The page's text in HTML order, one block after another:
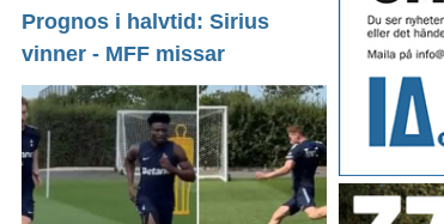
Prognos i halvtid: Sirius
vinner - MFF missar